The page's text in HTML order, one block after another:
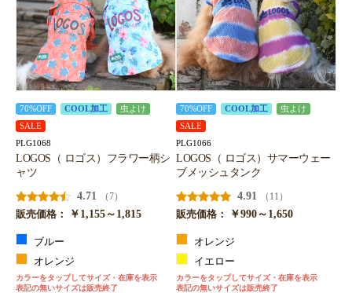
70%OFF COOL加工
虫よけ
SALE
PLG1068
LOGOS（ ロゴス）フラワー柄シ
ャツ
4.71
（7）
販売価格：
￥1,155～1,815
ブルー
オレンジ
カラーをタップしてサイズ・在庫を表示
表記の無いサイズは販売終了
70%OFF COOL加工
虫よけ
SALE
PLG1066
LOGOS（ ロゴス）サマーウェー
ブメッシュタンク
4.91
（11）
販売価格：
￥990～1,650
オレンジ
イエロー
カラーをタップしてサイズ・在庫を表示
表記の無いサイズは販売終了